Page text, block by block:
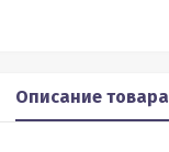
Описание товара